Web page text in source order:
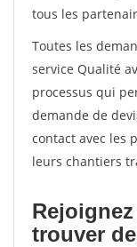
tous les
Toutes les
service Qualité
processus qui
demande de
contact avec les
leurs chantiers
trouver